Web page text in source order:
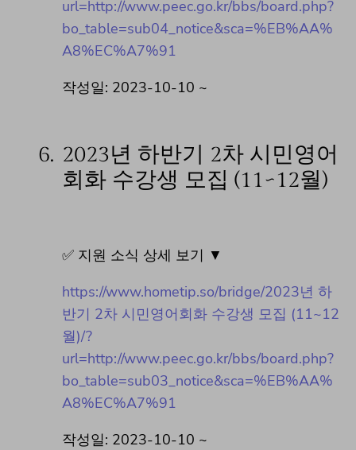
url=http://www.peec.go.kr/bbs/board.php?
bo_table=sub04_notice&sca=%EB%AA%
A8%EC%A7%91
작성일: 2023-10-10 ~
6. 2023년 하반기 2차 시민영어
회화 수강생 모집 (11~12월)
✅ 지원 소식 상세 보기 ▼
https://www.hometip.so/bridge/2023년 하
반기 2차 시민영어회화 수강생 모집 (11~12
월)/?
url=http://www.peec.go.kr/bbs/board.php?
bo_table=sub03_notice&sca=%EB%AA%
A8%EC%A7%91
작성일: 2023-10-10 ~